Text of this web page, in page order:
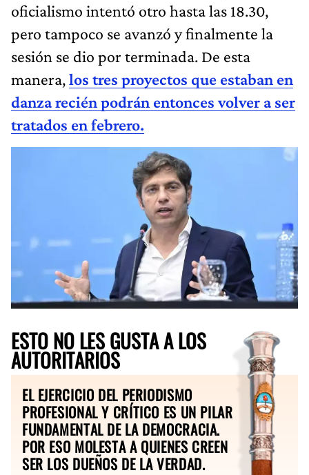
oficialismo intentó otro hasta las 18.30,
pero tampoco se avanzó y finalmente la
sesión se dio por terminada. De esta
manera,los tres proyectos que estaban en
danza recién podrán entonces volver a ser
tratados en febrero.
ESTO NO LES GUSTA A LOS
AUTORITARIOS
EL EJERCICIO DEL PERIODISMO
PROFESIONAL Y CRÍTICO ES UN PILAR
FUNDAMENTAL DE LA DEMOCRACIA.
POR ESO MOLESTA A QUIENES CREEN
SER LOS DUEÑOS DE LA VERDAD.